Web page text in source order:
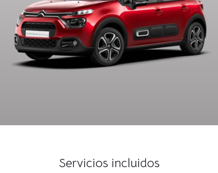
Servicios incluidos